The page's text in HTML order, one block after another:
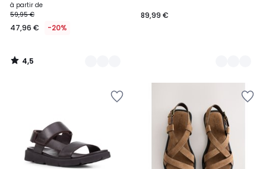
à partir de
59,95 €
47,96 € -20%
4,5
/
89,99 €